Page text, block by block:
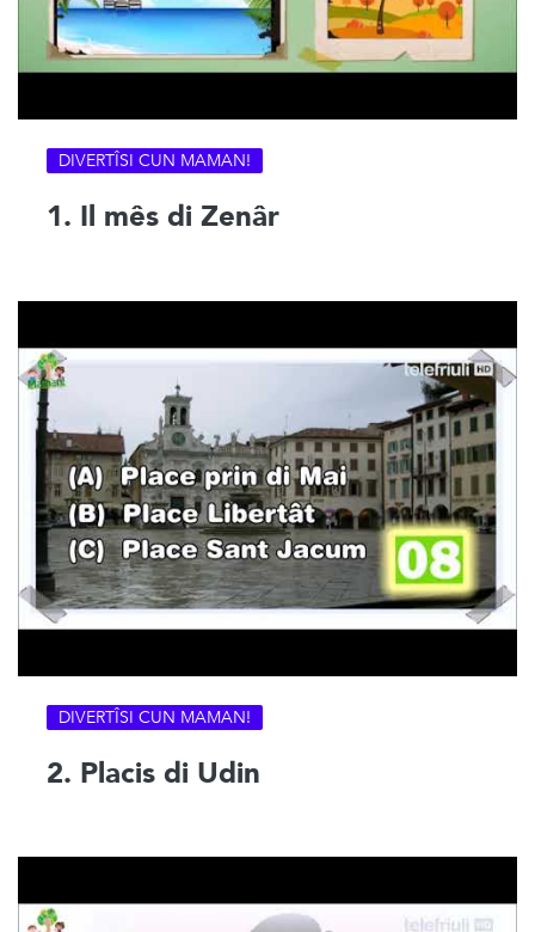
DIVERTÎSI CUN MAMAN!
1. Il mês di Zenâr
DIVERTÎSI CUN MAMAN!
2. Placis di Udin